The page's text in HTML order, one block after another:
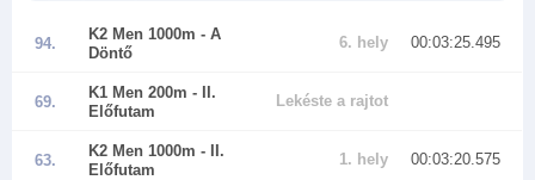
94.
K2 Men 1000m - A
Döntő
6. hely 00:03:25.495
69.
K1 Men 200m - II.
Előfutam
Lekéste a rajtot
63.
K2 Men 1000m - II.
Előfutam
1. hely 00:03:20.575